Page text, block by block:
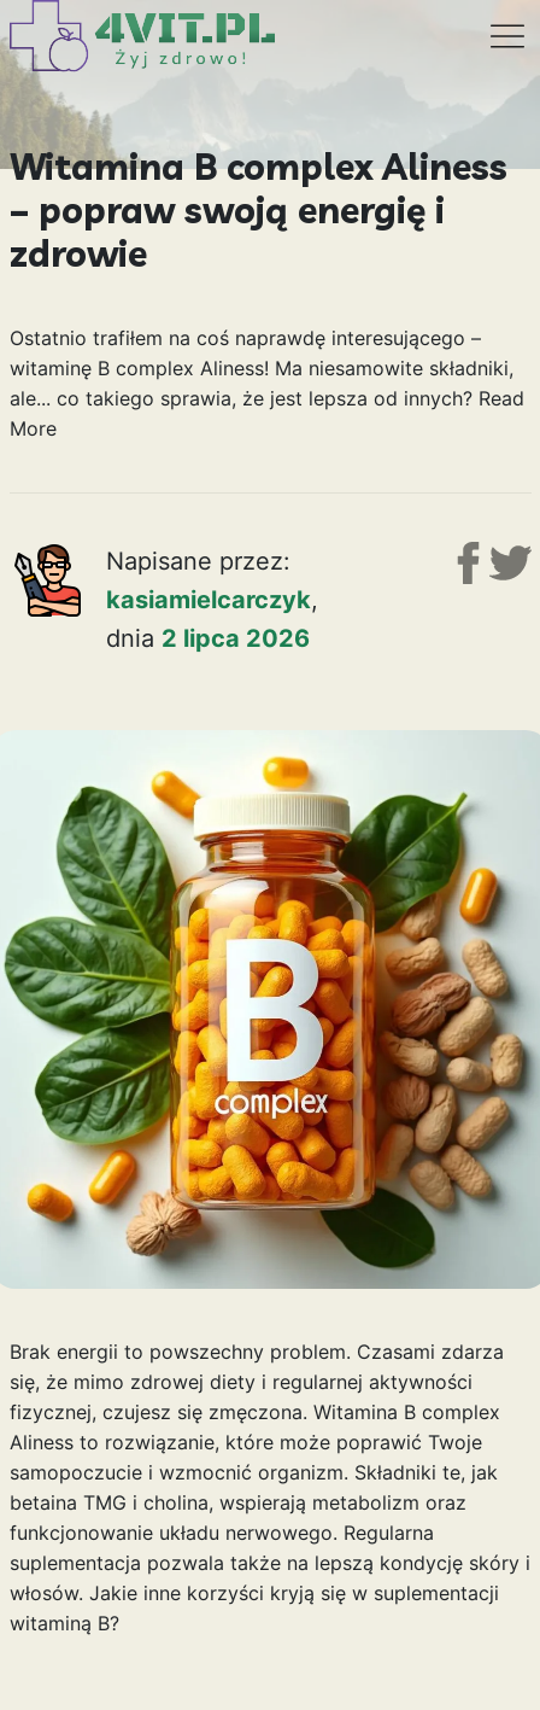
Witamina B complex Aliness
– popraw swoją energię i
zdrowie
Ostatnio trafiłem na coś naprawdę interesującego –
witaminę B complex Aliness! Ma niesamowite składniki,
ale... co takiego sprawia, że jest lepsza od innych? Read
More
Napisane przez:
kasiamielcarczyk,
dnia 2 lipca 2026
Brak energii to powszechny problem. Czasami zdarza
się, że mimo zdrowej diety i regularnej aktywności
fizycznej, czujesz się zmęczona. Witamina B complex
Aliness to rozwiązanie, które może poprawić Twoje
samopoczucie i wzmocnić organizm. Składniki te, jak
betaina TMG i cholina, wspierają metabolizm oraz
funkcjonowanie układu nerwowego. Regularna
suplementacja pozwala także na lepszą kondycję skóry i
włosów. Jakie inne korzyści kryją się w suplementacji
witaminą B?